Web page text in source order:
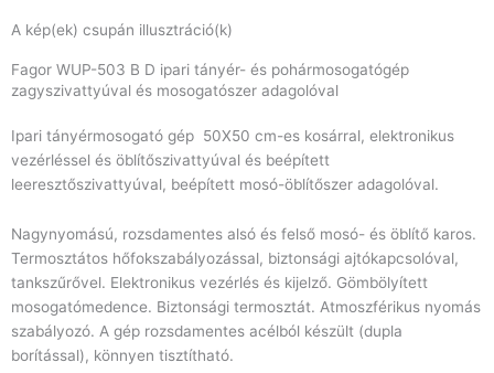
A kép(ek) csupán illusztráció(k)
Fagor WUP-503 B D ipari tányér- és pohármosogatógép
zagyszivattyúval és mosogatószer adagolóval
Ipari tányérmosogató gép 50X50 cm-es kosárral, elektronikus
vezérléssel és öblítőszivattyúval és beépített
leeresztőszivattyúval, beépített mosó-öblítőszer adagolóval.
Nagynyomású, rozsdamentes alsó és felső mosó- és öblítő karos.
Termosztátos hőfokszabályozással, biztonsági ajtókapcsolóval,
tankszűrővel. Elektronikus vezérlés és kijelző. Gömbölyített
mosogatómedence. Biztonsági termosztát. Atmoszférikus nyomás
szabályozó. A gép rozsdamentes acélból készült (dupla
borítással), könnyen tisztítható.